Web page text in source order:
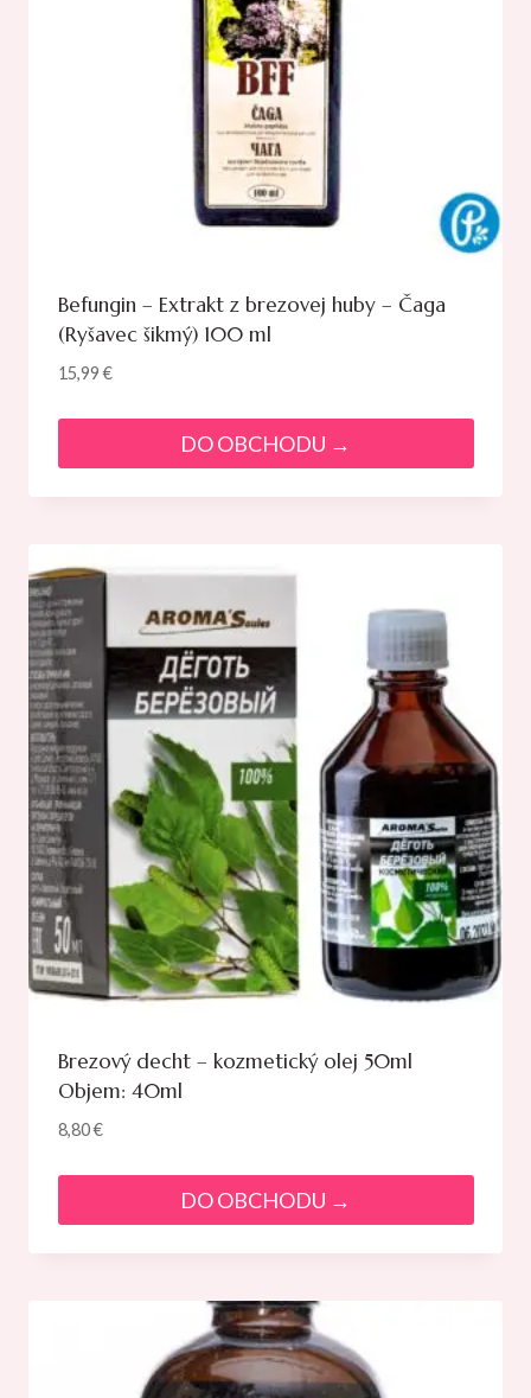
Befungin – Extrakt z brezovej huby – Čaga
(Ryšavec šikmý) 100 ml
15,99€
DO OBCHODU →
Brezový decht – kozmetický olej 50ml
Objem: 40ml
8,80€
DO OBCHODU →